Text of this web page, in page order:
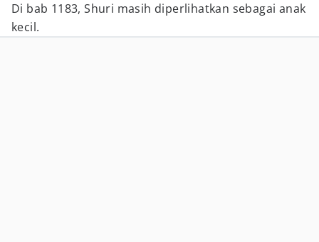
Di bab 1183, Shuri masih diperlihatkan sebagai anak
kecil.